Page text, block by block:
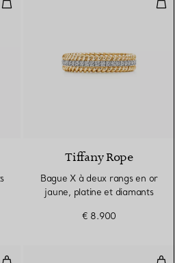
Tiffany Rope
Bague X à deux rangs en or
jaune, platine et diamants
€ 8.900
Bague True large en or 18